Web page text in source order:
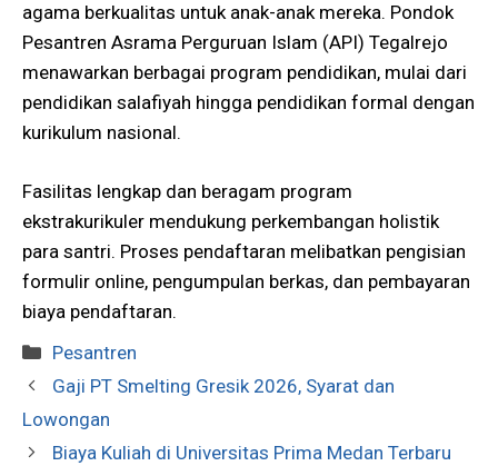
agama berkualitas untuk anak-anak mereka. Pondok
Pesantren Asrama Perguruan Islam (API) Tegalrejo
menawarkan berbagai program pendidikan, mulai dari
pendidikan salafiyah hingga pendidikan formal dengan
kurikulum nasional.
Fasilitas lengkap dan beragam program
ekstrakurikuler mendukung perkembangan holistik
para santri. Proses pendaftaran melibatkan pengisian
formulir online, pengumpulan berkas, dan pembayaran
biaya pendaftaran.
Kategori
Pesantren
Gaji PT Smelting Gresik 2026, Syarat dan
Lowongan
Biaya Kuliah di Universitas Prima Medan Terbaru